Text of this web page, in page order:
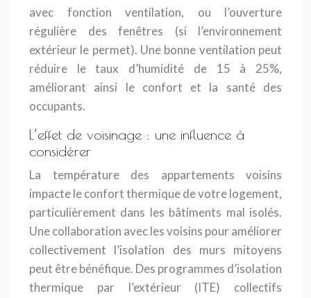
avec fonction ventilation, ou l’ouverture
régulière des fenêtres (si l’environnement
extérieur le permet). Une bonne ventilation peut
réduire le taux d’humidité de 15 à 25%,
améliorant ainsi le confort et la santé des
occupants.
L’effet de voisinage : une influence à
considérer
La température des appartements voisins
impacte le confort thermique de votre logement,
particulièrement dans les bâtiments mal isolés.
Une collaboration avec les voisins pour améliorer
collectivement l’isolation des murs mitoyens
peut être bénéfique. Des programmes d’isolation
thermique par l’extérieur (ITE) collectifs